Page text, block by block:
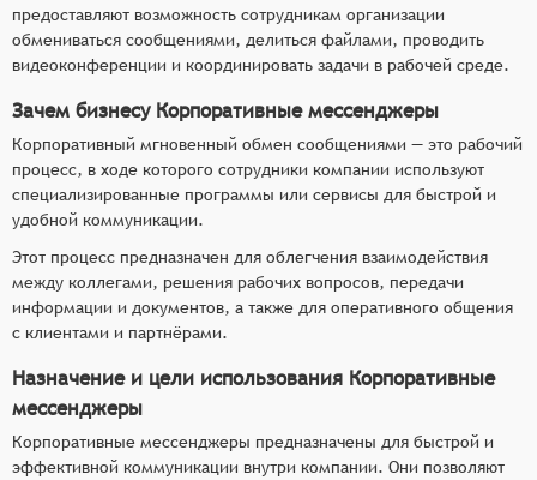
предоставляют возможность сотрудникам организации
обмениваться сообщениями, делиться файлами, проводить
видеоконференции и координировать задачи в рабочей среде.
Зачем бизнесу Корпоративные мессенджеры
Корпоративный мгновенный обмен сообщениями — это рабочий
процесс, в ходе которого сотрудники компании используют
специализированные программы или сервисы для быстрой и
удобной коммуникации.
Этот процесс предназначен для облегчения взаимодействия
между коллегами, решения рабочих вопросов, передачи
информации и документов, а также для оперативного общения
с клиентами и партнёрами.
Назначение и цели использования Корпоративные
мессенджеры
Корпоративные мессенджеры предназначены для быстрой и
эффективной коммуникации внутри компании. Они позволяют